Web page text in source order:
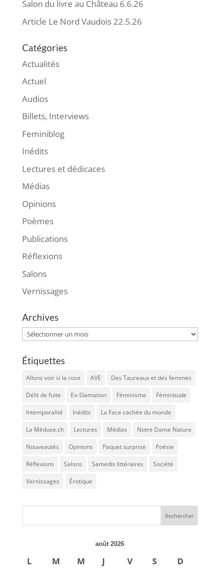
Salon du livre au Château 6.6.26
Article Le Nord Vaudois 22.5.26
Catégories
Actualités
Actuel
Audios
Billets, Interviews
Feminiblog
Inédits
Lectures et dédicaces
Médias
Opinions
Poèmes
Publications
Réflexions
Salons
Vernissages
Archives
Archives
Étiquettes
Allons voir si la rose AVE Des Taureaux et des femmes
Délit de fuite Ex-Slamation Féminisme Féminitude
Intemporalité Inédits La Face cachée du monde
La Méduse.ch Lectures Médias Notre Dame Nature
Nouveautés Opinions Paquet surprise Poésie
Réflexions Salons Samedis littéraires Société
Vernissages Érotique
août 2026
L M M J V S D